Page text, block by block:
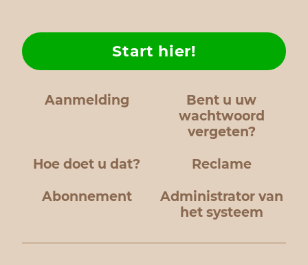
Aanmelding
Bent u uw
wachtwoord
vergeten?
Hoe doet u dat?
Start hier!
Reclame
Abonnement
Administrator van
het systeem